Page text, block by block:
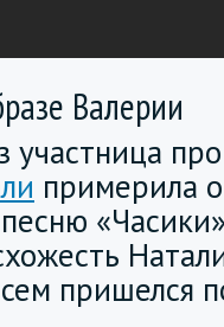
Валерии
участница
примерила
пришелся